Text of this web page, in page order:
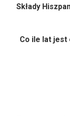
Składy
Co ile lat jest